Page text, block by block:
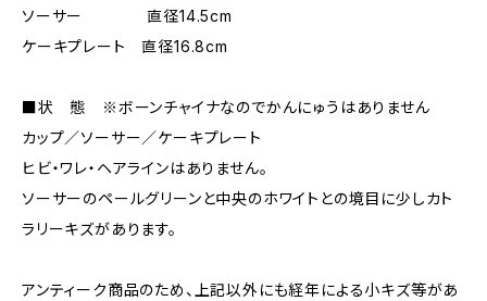
ソーサー 直径14.5cm
ケーキプレート 直径16.8cm
■状 態 ※ボーンチャイナなのでかんにゅうはありません
カップ／ソーサー／ケーキプレート
ヒビ・ワレ・ヘアラインはありません。
ソーサーのペールグリーンと中央のホワイトとの境目に少しカト
ラリーキズがあります。
アンティーク商品のため、上記以外にも経年による小キズ等があ